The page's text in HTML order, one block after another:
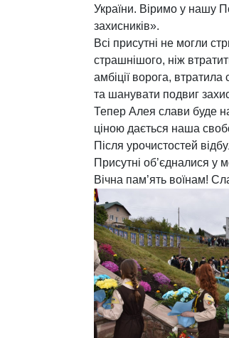
України. Віримо у нашу
захисників».
Всі присутні не могли
страшнішого, ніж
амбіції ворога,
та шанувати подвиг
Тепер Алея слави буде
ціною дається наша
Після урочистостей
Присутні об’єдналися у
Вічна пам’ять воїнам!